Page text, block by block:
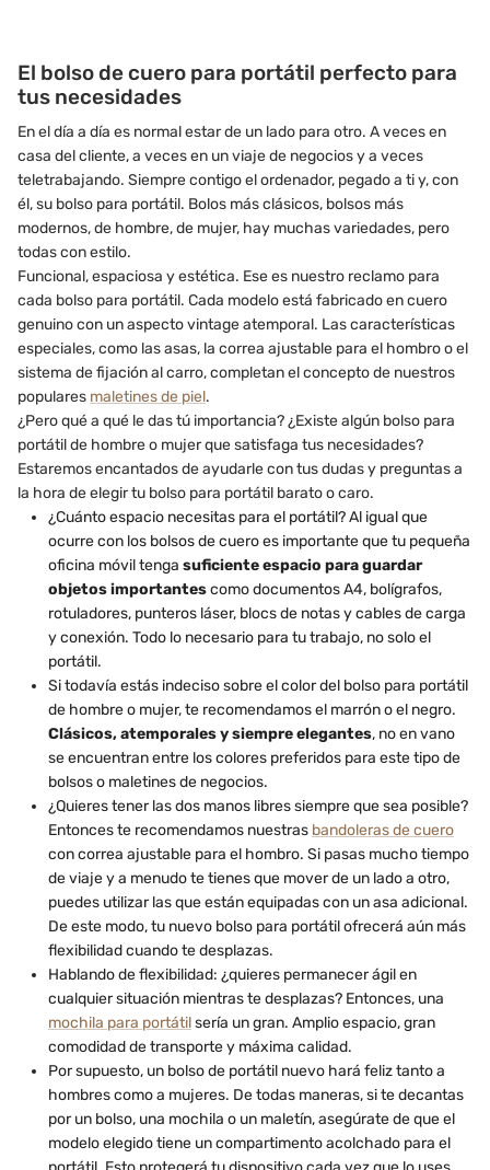
El bolso de cuero para portátil perfecto para
tus necesidades
En el día a día es normal estar de un lado para otro. A veces en
casa del cliente, a veces en un viaje de negocios y a veces
teletrabajando. Siempre contigo el ordenador, pegado a ti y, con
él, su bolso para portátil. Bolos más clásicos, bolsos más
modernos, de hombre, de mujer, hay muchas variedades, pero
todas con estilo.
Funcional, espaciosa y estética. Ese es nuestro reclamo para
cada bolso para portátil. Cada modelo está fabricado en cuero
genuino con un aspecto vintage atemporal. Las características
especiales, como las asas, la correa ajustable para el hombro o el
sistema de fijación al carro, completan el concepto de nuestros
populares maletines de piel.
¿Pero qué a qué le das tú importancia? ¿Existe algún bolso para
portátil de hombre o mujer que satisfaga tus necesidades?
Estaremos encantados de ayudarle con tus dudas y preguntas a
la hora de elegir tu bolso para portátil barato o caro.
¿Cuánto espacio necesitas para el portátil? Al igual que
ocurre con los bolsos de cuero es importante que tu pequeña
oficina móvil tenga suficiente espacio para guardar
objetos importantescomo documentos A4, bolígrafos,
rotuladores, punteros láser, blocs de notas y cables de carga
y conexión. Todo lo necesario para tu trabajo, no solo el
portátil.
Si todavía estás indeciso sobre el color del bolso para portátil
de hombre o mujer, te recomendamos el marrón o el negro.
Clásicos, atemporales y siempre elegantes, no en vano
se encuentran entre los colores preferidos para este tipo de
bolsos o maletines de negocios.
¿Quieres tener las dos manos libres siempre que sea posible?
Entonces te recomendamos nuestras bandoleras de cuero
con correa ajustable para el hombro. Si pasas mucho tiempo
de viaje y a menudo te tienes que mover de un lado a otro,
puedes utilizar las que están equipadas con un asa adicional.
De este modo, tu nuevo bolso para portátil ofrecerá aún más
flexibilidad cuando te desplazas.
Hablando de flexibilidad: ¿quieres permanecer ágil en
cualquier situación mientras te desplazas? Entonces, una
mochila para portátilsería un gran. Amplio espacio, gran
comodidad de transporte y máxima calidad.
Por supuesto, un bolso de portátil nuevo hará feliz tanto a
hombres como a mujeres. De todas maneras, si te decantas
por un bolso, una mochila o un maletín, asegúrate de que el
modelo elegido tiene un compartimento acolchado para el